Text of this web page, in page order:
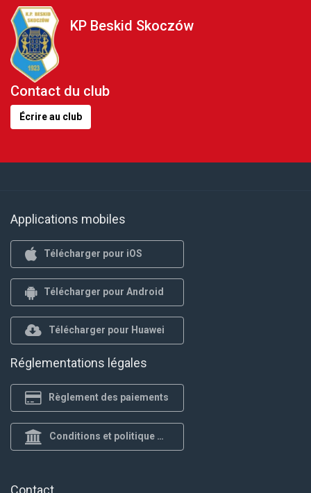
KP Beskid Skoczów
Contact du club
Écrire au club
Applications mobiles
Télécharger pour iOS
Télécharger pour Android
Télécharger pour Huawei
Réglementations légales
Règlement des paiements
Conditions et politique de confidentialité
Contact